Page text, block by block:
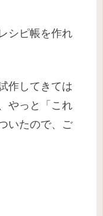
シピ帳を作れ
作してきては
やっと「これ
いたので、ご